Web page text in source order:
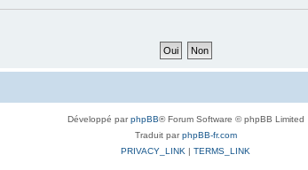
Développé parphpBB® Forum Software © phpBB Limited
Traduit parphpBB-fr.com
PRIVACY_LINK | TERMS_LINK